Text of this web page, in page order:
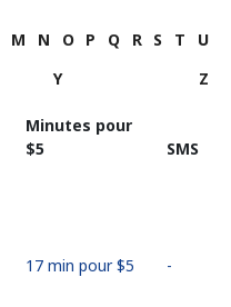
M N O P Q R S T
U
Y Z
Minutes pour
⁦$5⁩
SMS
17 min pour ⁦$5⁩ -